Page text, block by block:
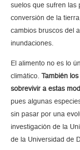
suelos que sufren las
conversión de la
cambios bruscos del
inundaciones.
El alimento no es lo
climático.
También
sobrevivir a estas
pues algunas
sin pasar por una
investigación de la
de la Universidad de